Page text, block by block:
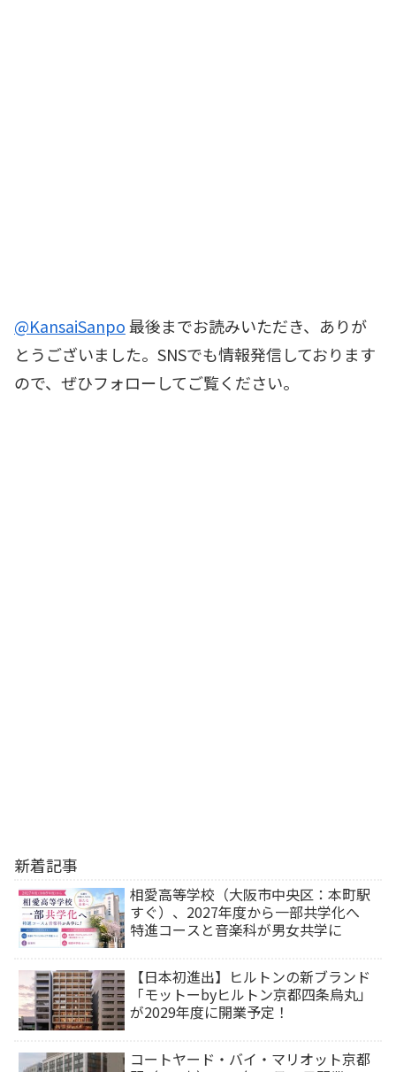
@KansaiSanpo最後までお読みいただき、ありが
とうございました。SNSでも情報発信しております
ので、ぜひフォローしてご覧ください。
新着記事
相愛高等学校（大阪市中央区：本町駅
すぐ）、2027年度から一部共学化へ
特進コースと音楽科が男女共学に
【日本初進出】ヒルトンの新ブランド
「モットーbyヒルトン京都四条烏丸」
が2029年度に開業予定！
コートヤード・バイ・マリオット京都